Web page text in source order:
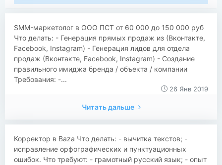
SMM-маркетолог в ООО ПСТ от 60 000 до 150 000 руб
Что делать: - Генерация прямых продаж из (Вконтакте,
Facebook, Instagram) - Генерация лидов для отдела
продаж (Вконтакте, Facebook, Instagram) - Создание
правильного имиджа бренда / объекта / компании
Требования: -...
26 Янв 2019
Читать дальше
Корректор в Baza Что делать: - вычитка текстов; -
исправление орфографических и пунктуационных
ошибок. Что требуют: - грамотный русский язык; - опыт